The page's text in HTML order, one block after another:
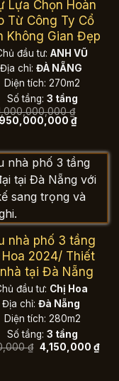
Lựa Chọn Hoàn
Từ Công Ty Cổ
Không Gian Đẹp
đầu tư: ANH VŨ
Địa chỉ: ĐÀ NẴNG
Diện tích: 270m2
Số tầng: 3 tầng
₫
Giá
950,000,000₫Giá
nhà phố 3 tầng
2024/ Thiết
tại Đà Nẵng
đầu tư: Chị Hoa
Địa chỉ: Đà Nẵng
Diện tích: 280m2
Số tầng: 3 tầng
₫ Giá
gốc
4,150,000 ₫Giá
hiện